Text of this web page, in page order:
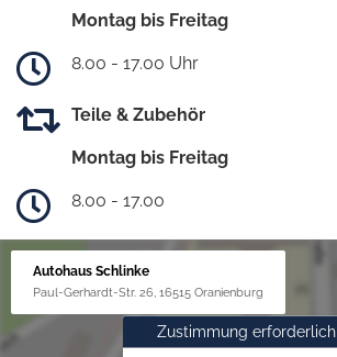
Montag bis Freitag
8.00 - 17.00 Uhr
Teile & Zubehör
Montag bis Freitag
8.00 - 17.00
Autohaus Schlinke
Paul-Gerhardt-Str. 26, 16515 Oranienburg
Zustimmung erforderlich